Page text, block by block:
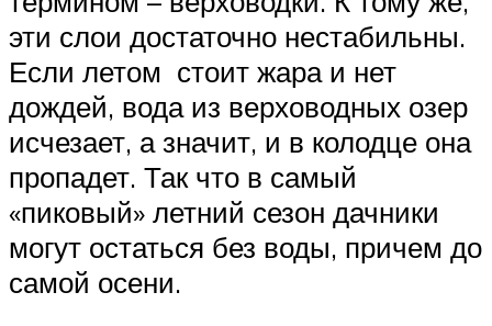
эти слои достаточно нестабильны.
Если летом стоит жара и нет
дождей, вода из верховодных озер
исчезает, а значит, и в колодце она
пропадет. Так что в самый
«пиковый» летний сезон дачники
могут остаться без воды, причем до
самой осени.